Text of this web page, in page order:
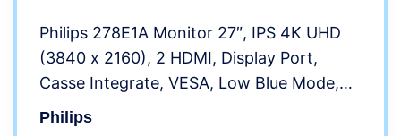
Philips 278E1A Monitor 27″, IPS 4K UHD
(3840 x 2160), 2 HDMI, Display Port,
Casse Integrate, VESA, Low Blue Mode,
Nero
Philips